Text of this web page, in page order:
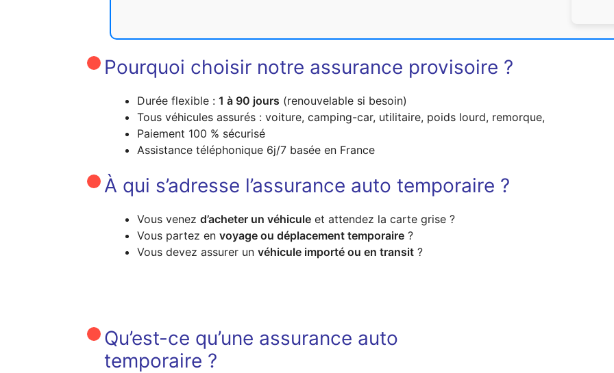
Pourquoi choisir notre assurance provisoire ?
Durée flexible : 1 à 90 jours (renouvelable si besoin)
Tous véhicules assurés : voiture, camping-car, utilitaire, poids lourd, remorque,
Paiement 100 % sécurisé
Assistance téléphonique 6j/7 basée en France
À qui s’adresse l’assurance auto temporaire ?
Vous venez d’acheter un véhicule et attendez la carte grise ?
Vous partez en voyage ou déplacement temporaire ?
Vous devez assurer un véhicule importé ou en transit ?
Qu’est-ce qu’une assurance auto
temporaire ?